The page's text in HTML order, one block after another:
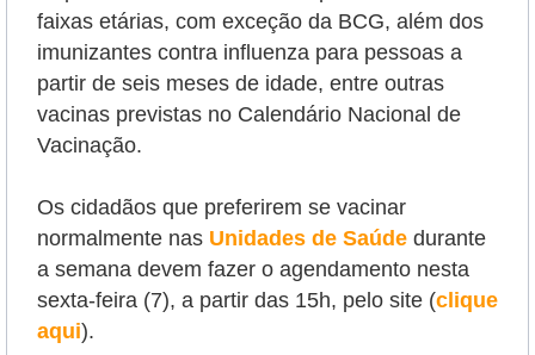
faixas etárias, com exceção da BCG, além dos
imunizantes contra influenza para pessoas a
partir de seis meses de idade, entre outras
vacinas previstas no Calendário Nacional de
Vacinação.
Os cidadãos que preferirem se vacinar
normalmente nas Unidades de Saúde durante
a semana devem fazer o agendamento nesta
sexta-feira (7), a partir das 15h, pelo site (clique
aqui).